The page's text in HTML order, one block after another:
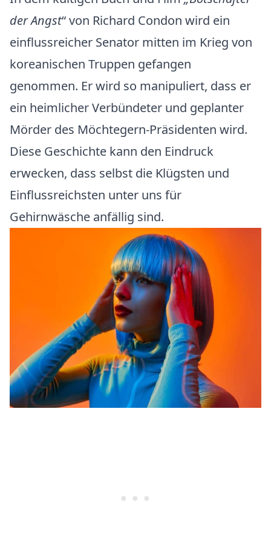
der Angst“ von Richard Condon wird ein
einflussreicher Senator mitten im Krieg von
koreanischen Truppen gefangen
genommen. Er wird so manipuliert, dass er
ein heimlicher Verbündeter und geplanter
Mörder des Möchtegern-Präsidenten wird.
Diese Geschichte kann den Eindruck
erwecken, dass selbst die Klügsten und
Einflussreichsten unter uns für
Gehirnwäsche anfällig sind.